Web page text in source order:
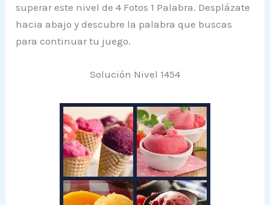
superar este nivel de 4 Fotos 1 Palabra. Desplázate
hacia abajo y descubre la palabra que buscas
para continuar tu juego.
Solución Nivel 1454